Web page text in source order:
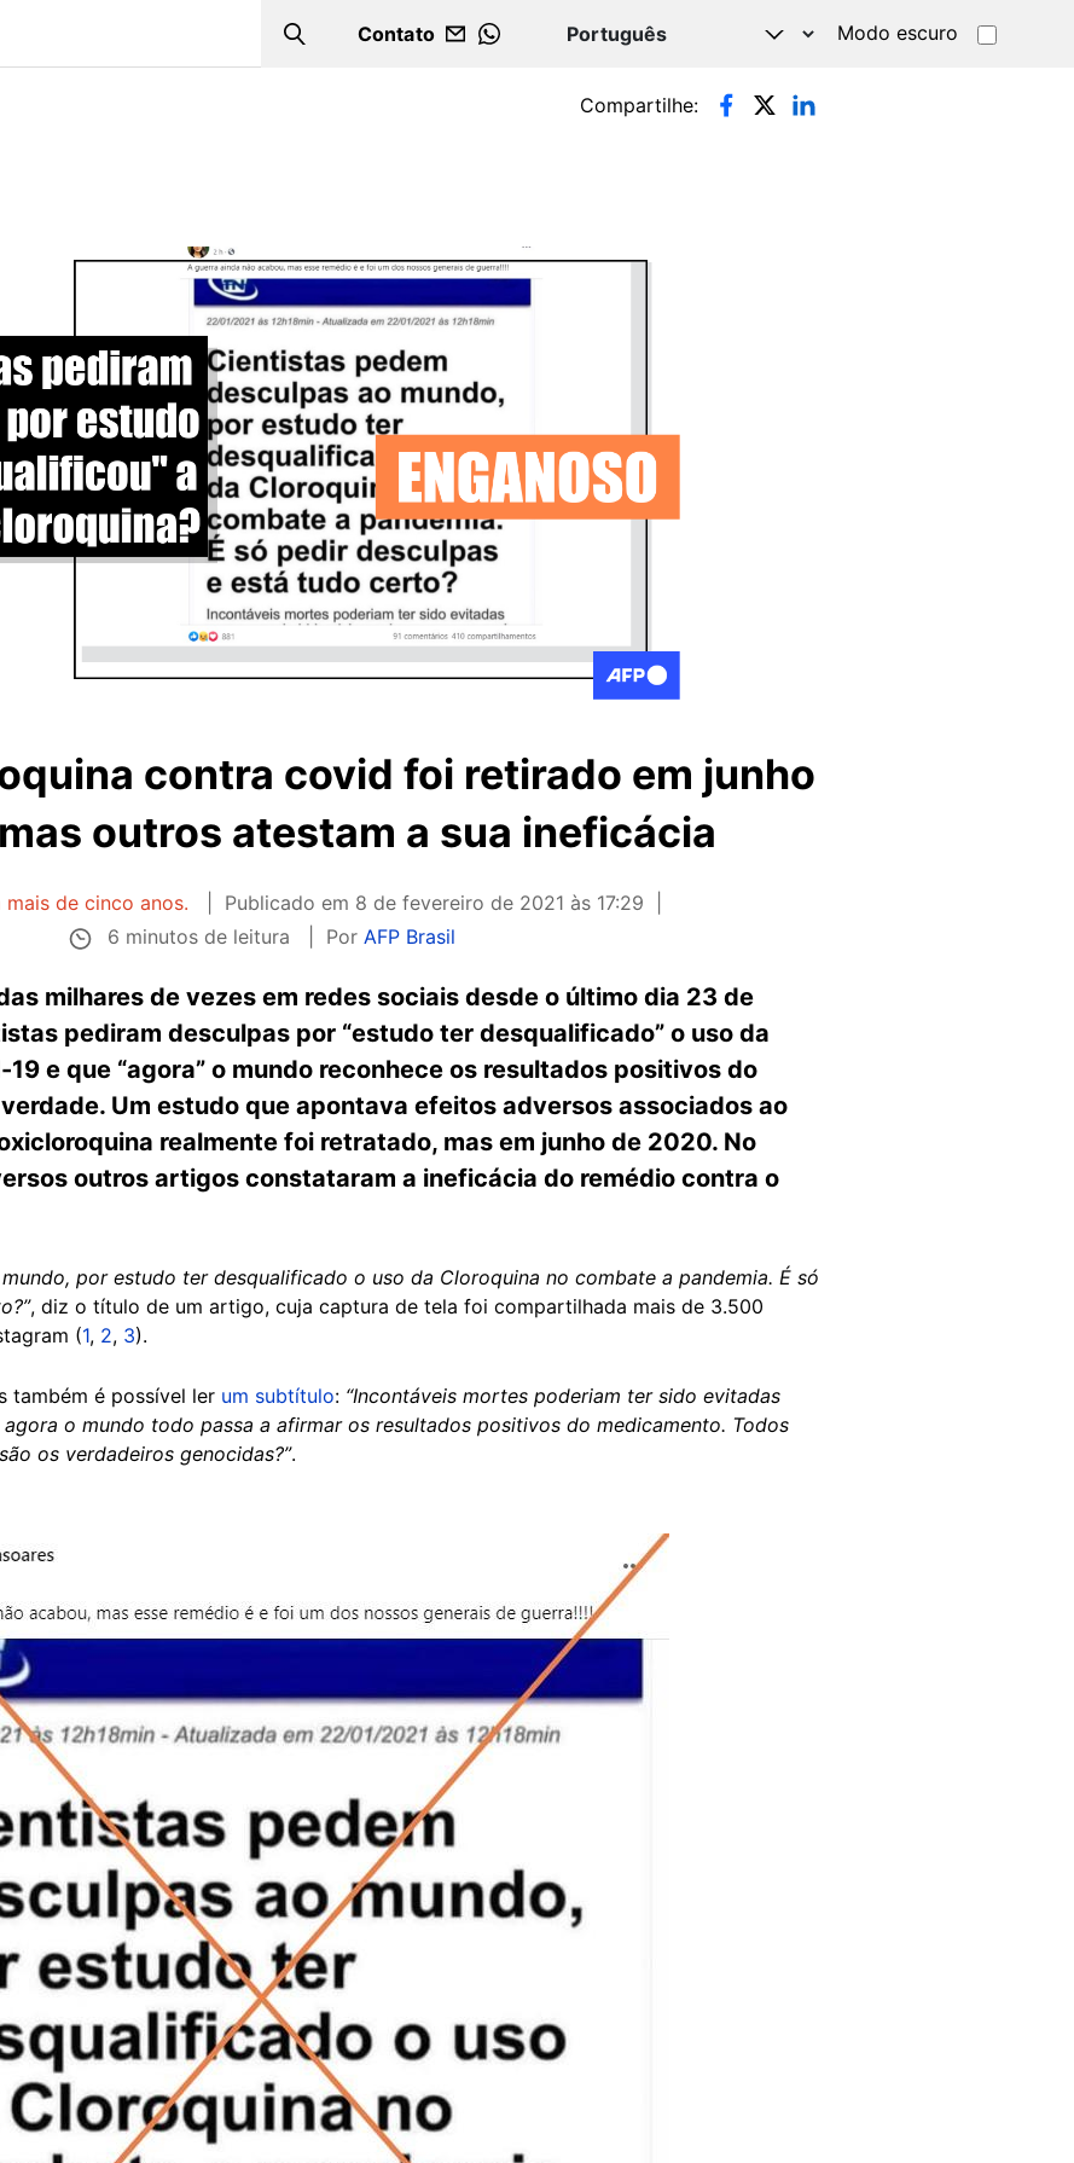
Search
Contato
WHATSAPP
Modo escuro
Compartilhe:
contra covid foi retirado em junho
outros atestam a sua ineficácia
de cinco anos. Publicado em 8 de fevereiro de 2021 às 17:29
6 minutos de leitura
Por AFP Brasil
milhares de vezes em redes sociais desde o último dia 23 de
pediram desculpas por “estudo ter desqualificado” o uso da
e que “agora” o mundo reconhece os resultados positivos do
Um estudo que apontava efeitos adversos associados ao
realmente foi retratado, mas em junho de 2020. No
outros artigos constataram a ineficácia do remédio contra o
por estudo ter desqualificado o uso da Cloroquina no combate a pandemia. É só
, diz o título de um artigo, cuja captura de tela foi compartilhada mais de 3.500
(1, 2, 3).
também é possível ler um subtítulo: “Incontáveis mortes poderiam ter sido evitadas
o mundo todo passa a afirmar os resultados positivos do medicamento. Todos
os verdadeiros genocidas?”.